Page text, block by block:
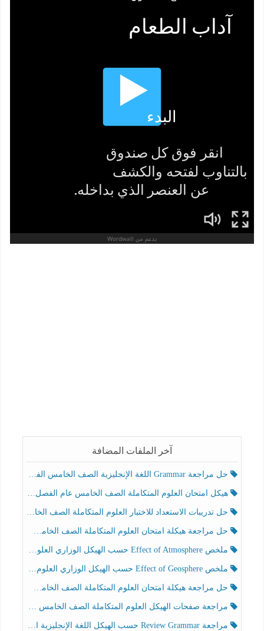
آخر الملفات المضافة
حل مراجعة Grammar اللغة الإنجليزية الصف الخامس الفصل الثالث
هيكل امتحان العلوم المتكاملة الصف الخامس عام الفصل الدراسي الثالث 2025-2026
حل تدريبات الاستعداد للاختبار العلوم المتكاملة الصف الخامس عام الفصل الثالث
حل مراجعة هيكلة امتحان العلوم المتكاملة الصف الخامس انسبير الفصل الثالث
ملخص Effect of Atmosphere حسب الهيكل الوزاري العلوم المتكاملة الصف الخامس انسبير الفصل الثالث
ملخص Effect of Geosphere حسب الهيكل الوزاري العلوم المتكاملة الصف الخامس انسبير الفصل الثالث
حل مراجعة هيكلة امتحان العلوم المتكاملة الصف الخامس عام الفصل الثالث
مراجعة صفحات الهيكل العلوم المتكاملة الصف الخامس انسبير الفصل الثالث
مراجعة Review Grammar حسب الهيكل اللغة الإنجليزية الصف الخامس الفصل الثالث